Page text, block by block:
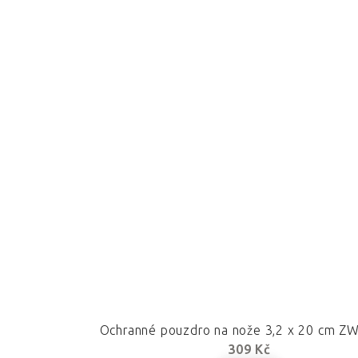
Ochranné pouzdro na nože 3,2 x 20 cm
309 Kč